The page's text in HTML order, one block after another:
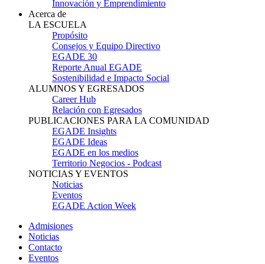
Innovación y Emprendimiento
Acerca de
LA ESCUELA
Propósito
Consejos y Equipo Directivo
EGADE 30
Reporte Anual EGADE
Sostenibilidad e Impacto Social
ALUMNOS Y EGRESADOS
Career Hub
Relación con Egresados
PUBLICACIONES PARA LA COMUNIDAD
EGADE Insights
EGADE Ideas
EGADE en los medios
Territorio Negocios - Podcast
NOTICIAS Y EVENTOS
Noticias
Eventos
EGADE Action Week
Admisiones
Noticias
Contacto
Eventos